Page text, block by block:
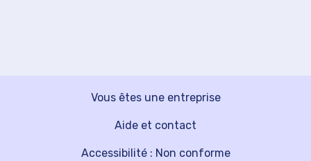
Vous êtes une entreprise
Aide et contact
Accessibilité : Non conforme